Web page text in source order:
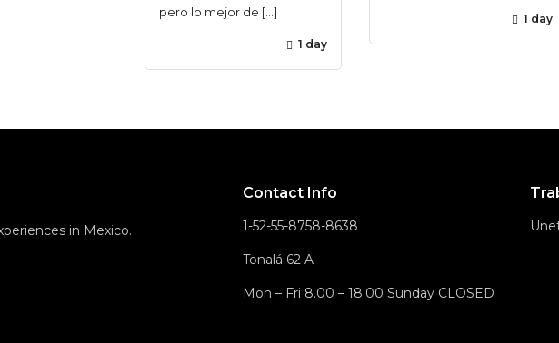
pero lo mejor de […]
1 day
1 day
in Mexico.
Contact Info
1-52-55-8758-8638
Tonalá 62 A
Mon – Fri 8.00 – 18.00 Sunday CLOSED